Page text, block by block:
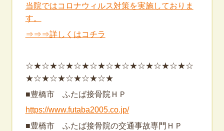
当院ではコロナウィルス対策を実施しておりま
す。
⇒⇒⇒詳しくはコチラ
☆★☆★☆★☆★☆★☆★☆★☆★☆★☆★☆
★☆★☆★☆★☆★☆★
■豊橋市 ふたば接骨院ＨＰ
https://www.futaba2005.co.jp/
■豊橋市 ふたば接骨院の交通事故専門ＨＰ